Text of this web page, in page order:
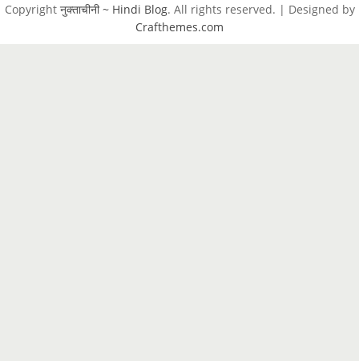
Copyright नुक्ताचीनी ~ Hindi Blog. All rights reserved. | Designed by
Crafthemes.com